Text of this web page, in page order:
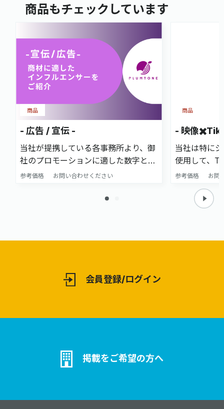
商品もチェックしています
- 広告 / 宣伝 -
当社が提携している各事務所より、御
社のプロモーションに適した数字と需
要が合うインフルエンサー等も アサ
字が合っても貴社の商品に合っていな
参考価格 お問い合わせください
商品
- 映像
当社は特に
使用して、
します。
用も可能で
画を軸にし
参考価格 お問
商品
会員登録/ログイン
掲載をご希望の方へ